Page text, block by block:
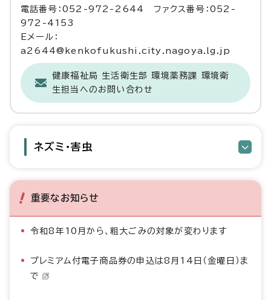
電話番号：052-972-2644 ファクス番号：052-
972-4153
Eメール：
a2644@kenkofukushi.city.nagoya.lg.jp
健康福祉局 生活衛生部 環境薬務課 環境衛
生担当へのお問い合わせ
ネズミ・害虫
重要なお知らせ
令和8年10月から、粗大ごみの対象が変わります
プレミアム付電子商品券の申込は8月14日（金曜日）ま
で